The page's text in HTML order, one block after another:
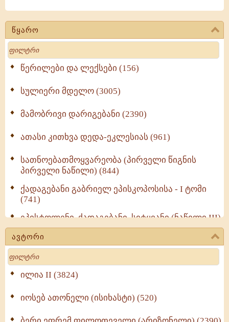
წყარო
Search
წერილები და ლექსები (156)
სულიერი მდელო (3005)
მამობრივი დარიგებანი (2390)
ათასი კითხვა დედა-ეკლესიას (961)
სათნოებათმოყვარეობა (პირველი წიგნის
პირველი ნაწილი) (844)
ქადაგებანი გაბრიელ ეპისკოპოსისა - I ტომი
(741)
ეპისტოლენი, ქადაგებანი, სიტყვანი (ნაწილი III)
(723)
მოძღვრის ძალზე სასარგებლო რჩევები
მრევლისათვის (545)
Wisdomge (514)
ქადაგებანი გაბრიელ ეპისკოპოსისა - II ტომი
ავტორი
Search
ილია II (3824)
იოსებ ათონელი (ისიხასტი) (520)